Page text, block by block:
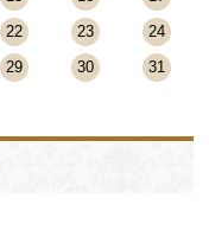
22 23
24
29 30
31